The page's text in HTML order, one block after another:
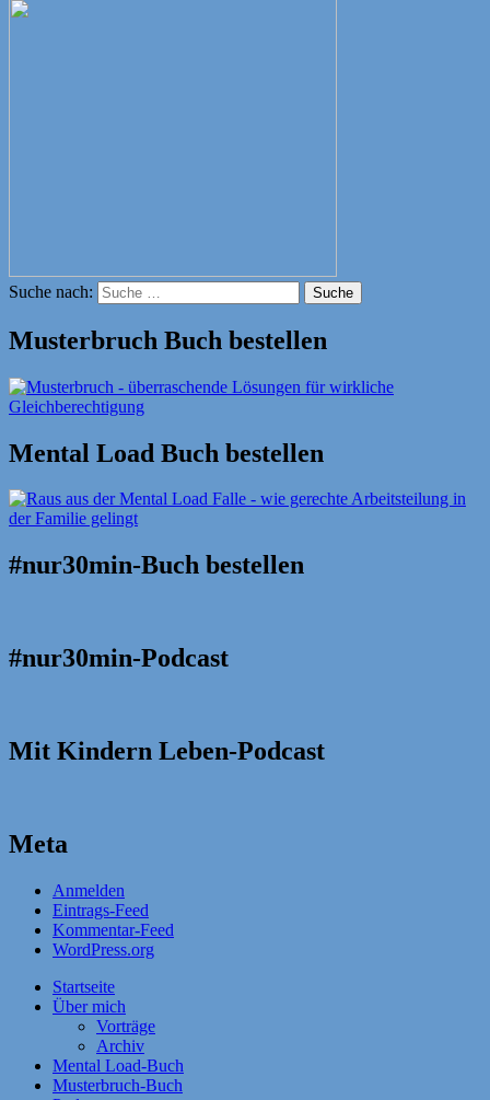
Suche nach: Suche
Musterbruch Buch bestellen
Mental Load Buch bestellen
#nur30min-Buch bestellen
#nur30min-Podcast
Mit Kindern Leben-Podcast
Meta
Anmelden
Eintrags-Feed
Kommentar-Feed
WordPress.org
Startseite
Über mich
Vorträge
Archiv
Mental Load-Buch
Musterbruch-Buch